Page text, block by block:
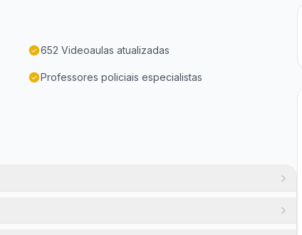
652 Videoaulas atualizadas
Professores policiais especialistas